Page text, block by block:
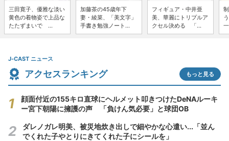
三田寛子、優雅な淡い
黄色の着物姿で上品な
たたずまいで ...
加藤茶の45歳年下
妻・綾菜、「美文字」
手書き勉強ノート...
フィギュア・中井亜
美、華麗にトリプルア
クセル決める 「...
J-CAST ニュース
アクセスランキング もっと見る
顔面付近の155キロ直球にヘルメット叩きつけたDeNAルーキ
ー宮下朝陽に擁護の声 「負けん気必要」と球団OB
ダレノガレ明美、被災地炊き出しで細やかな心遣い...「並ん
でくれた子やとりにきてくれた子にシールを」